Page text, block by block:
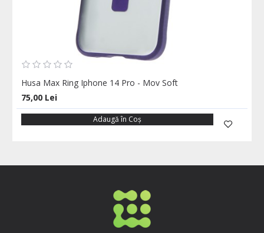
Husa Max Ring Iphone 14 Pro - Mov Soft
75,00 Lei
Adaugă în Coş